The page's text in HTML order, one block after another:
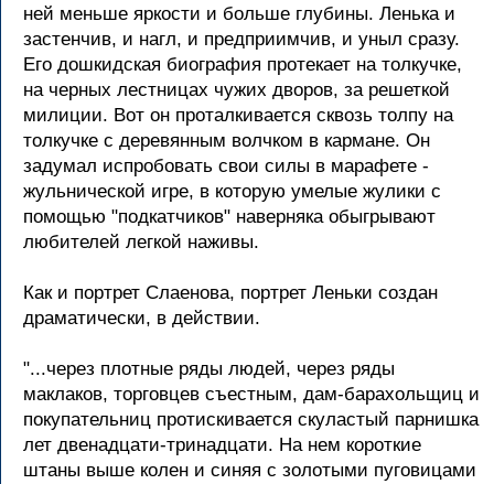
ней меньше яркости и больше глубины. Ленька и
застенчив, и нагл, и предприимчив, и уныл сразу.
Его дошкидская биография протекает на толкучке,
на черных лестницах чужих дворов, за решеткой
милиции. Вот он проталкивается сквозь толпу на
толкучке с деревянным волчком в кармане. Он
задумал испробовать свои силы в марафете -
жульнической игре, в которую умелые жулики с
помощью "подкатчиков" наверняка обыгрывают
любителей легкой наживы.
Как и портрет Слаенова, портрет Леньки создан
драматически, в действии.
"...через плотные ряды людей, через ряды
маклаков, торговцев съестным, дам-барахольщиц и
покупательниц протискивается скуластый парнишка
лет двенадцати-тринадцати. На нем короткие
штаны выше колен и синяя с золотыми пуговицами